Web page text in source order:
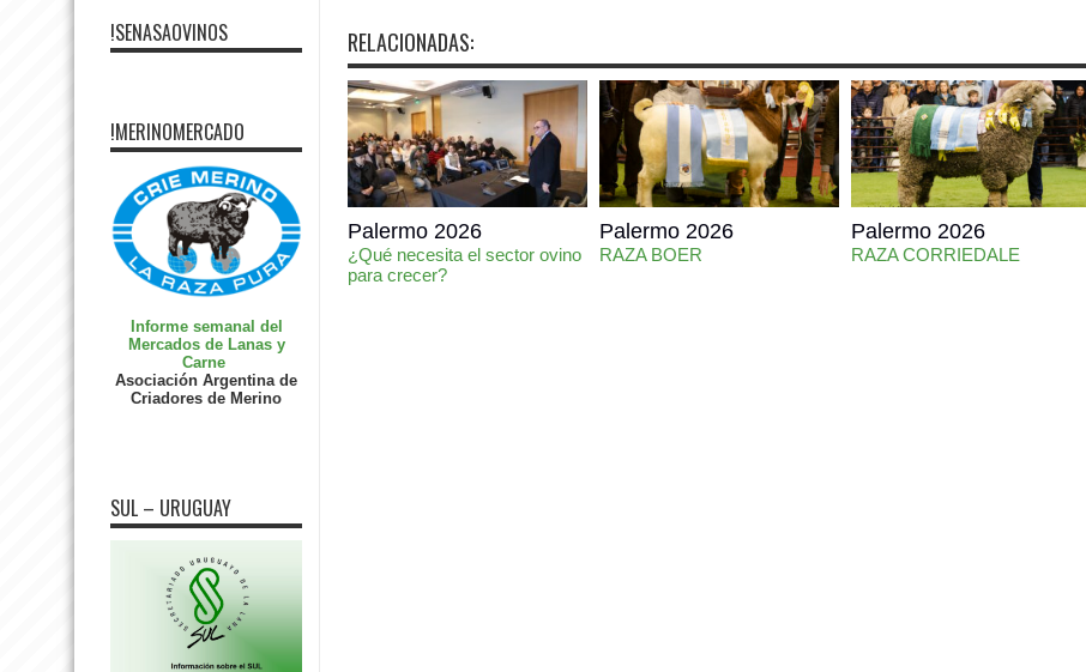
RELACIONADAS:
Palermo 2026
¿Qué necesita el sector ovino
para crecer?
Palermo 2026
RAZA BOER
Palermo 2026
RAZA CORRIEDALE
!SENASAOVINOS
!MERINOMERCADO
Informe semanal del
Mercados de Lanas y
Carne
Asociación Argentina de
Criadores de Merino
SUL – URUGUAY